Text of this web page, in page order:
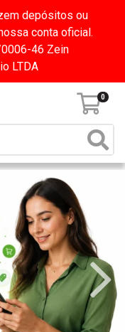
depósitos ou
conta oficial.
46 Zein
LTDA
0